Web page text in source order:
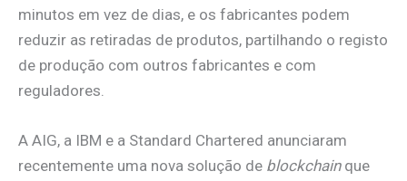
minutos em vez de dias, e os fabricantes podem
reduzir as retiradas de produtos, partilhando o registo
de produção com outros fabricantes e com
reguladores.
A AIG, a IBM e a Standard Chartered anunciaram
recentemente uma nova solução de blockchainque